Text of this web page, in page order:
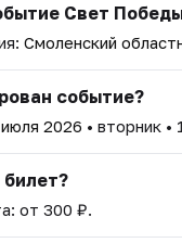
Свет
Смоленский
событие?
2026 • вторник •
от 300 ₽.